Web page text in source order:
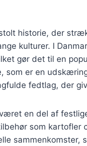
historie, der
kulturer. I
gør det til en
som er en
fedtlag, der
en del af
som kartofler
sammenkomster,